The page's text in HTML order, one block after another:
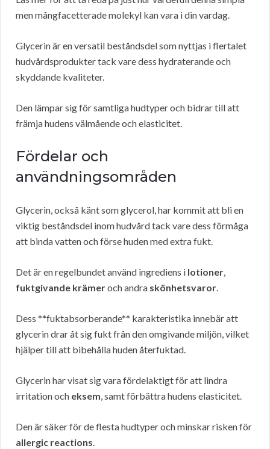
men mångfacetterade molekyl kan vara i din vardag.
Glycerin är en versatil beståndsdel som nyttjas i flertalet
hudvårdsprodukter tack vare dess hydraterande och
skyddande kvaliteter.
Den lämpar sig för samtliga hudtyper och bidrar till att
främja hudens välmående och elasticitet.
Fördelar och
användningsområden
Glycerin, också känt som glycerol, har kommit att bli en
viktig beståndsdel inom hudvård tack vare dess förmåga
att binda vatten och förse huden med extra fukt.
Det är en regelbundet använd ingrediens i lotioner,
fuktgivande krämeroch andra skönhetsvaror.
Dess **fuktabsorberande** karakteristika innebär att
glycerin drar åt sig fukt från den omgivande miljön, vilket
hjälper till att bibehålla huden återfuktad.
Glycerin har visat sig vara fördelaktigt för att lindra
irritation och eksem, samt förbättra hudens elasticitet.
Den är säker för de flesta hudtyper och minskar risken för
allergic reactions.